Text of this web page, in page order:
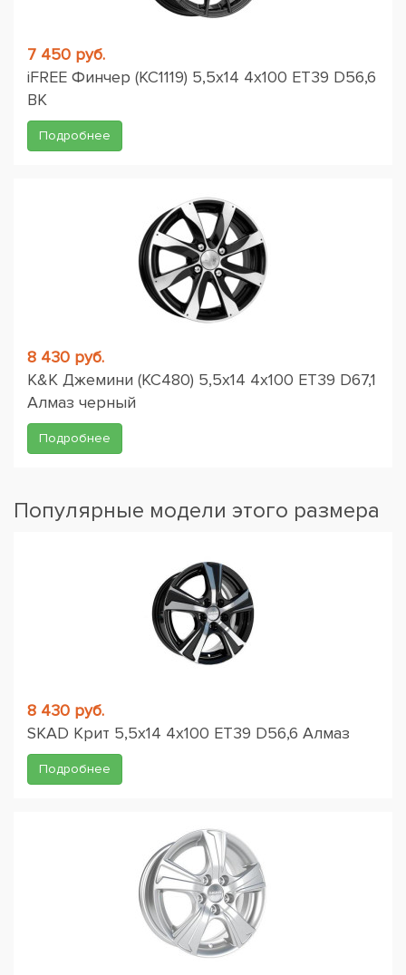
7 450 руб.
iFREE Финчер (КС1119) 5,5x14 4x100 ET39 D56,6
BK
Подробнее
8 430 руб.
K&K Джемини (КС480) 5,5x14 4x100 ET39 D67,1
Алмаз черный
Подробнее
Популярные модели этого размера
8 430 руб.
SKAD Крит 5,5x14 4x100 ET39 D56,6 Алмаз
Подробнее